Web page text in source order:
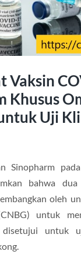
Vaksin
Khusus
Uji
Sinopharm
bahwa
oleh
untuk
untuk